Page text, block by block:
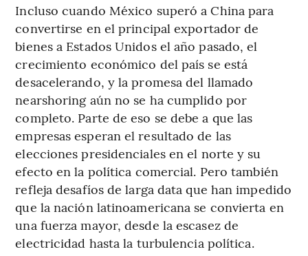
Incluso cuando México superó a China para
convertirse en el principal exportador de
bienes a Estados Unidos el año pasado, el
crecimiento económico del país se está
desacelerando, y la promesa del llamado
nearshoring aún no se ha cumplido por
completo. Parte de eso se debe a que las
empresas esperan el resultado de las
elecciones presidenciales en el norte y su
efecto en la política comercial. Pero también
refleja desafíos de larga data que han impedido
que la nación latinoamericana se convierta en
una fuerza mayor, desde la escasez de
electricidad hasta la turbulencia política.